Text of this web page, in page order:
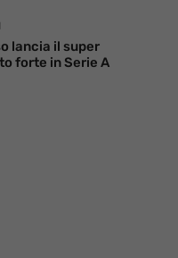
lancia il super
forte in Serie A